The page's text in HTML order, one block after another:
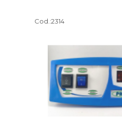
Cod.:2314